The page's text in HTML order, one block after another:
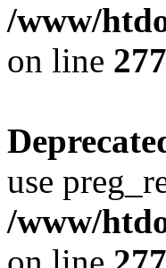
/www/
on line
use
/www/